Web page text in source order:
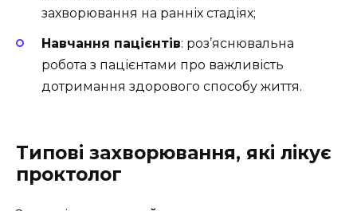
захворювання на ранніх стадіях;
Навчання пацієнтів: роз’яснювальна
робота з пацієнтами про важливість
дотримання здорового способу життя.
Типові захворювання, які лікує
проктолог